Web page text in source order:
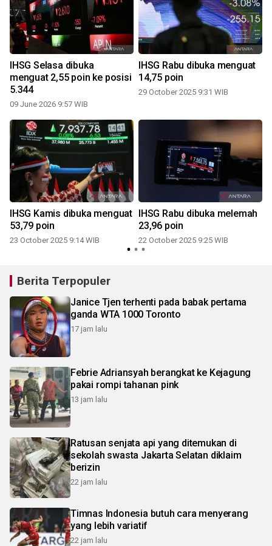
IHSG Selasa dibuka
menguat 2,55 poin ke posisi
5.344
09 June 2026 9:57 WIB
IHSG Rabu dibuka menguat
14,75 poin
29 October 2025 9:31 WIB
IHSG Kamis dibuka menguat
53,79 poin
23 October 2025 9:14 WIB
IHSG Rabu dibuka melemah
23,96 poin
22 October 2025 9:25 WIB
Berita Terpopuler
Janice Tjen terhenti pada babak pertama
ganda WTA 1000 Toronto
17 jam lalu
Febrie Adriansyah berangkat ke Kejagung
pakai rompi tahanan pink
13 jam lalu
Ratusan senjata api yang ditemukan di
sekolah swasta Jakarta Selatan diklaim
berizin
22 jam lalu
Timnas Indonesia butuh cara menyerang
yang lebih variatif
22 jam lalu